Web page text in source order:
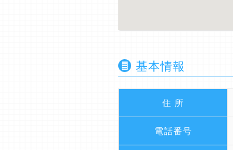
基本情報
住 所
電話番号